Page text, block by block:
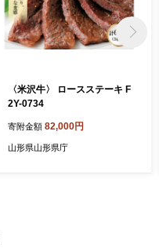
〈米沢牛〉 ロースステーキ F
2Y-0734
寄附金額 82,000円
山形県山形県庁